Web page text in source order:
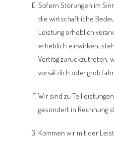
Sofern Störungen im
die wirtschaftliche
Leistung erheblich
erheblich einwirken,
Vertrag zurückzutreten,
vorsätzlich oder grob
Wir sind zu
gesondert in Rechnung
Kommen wir mit der